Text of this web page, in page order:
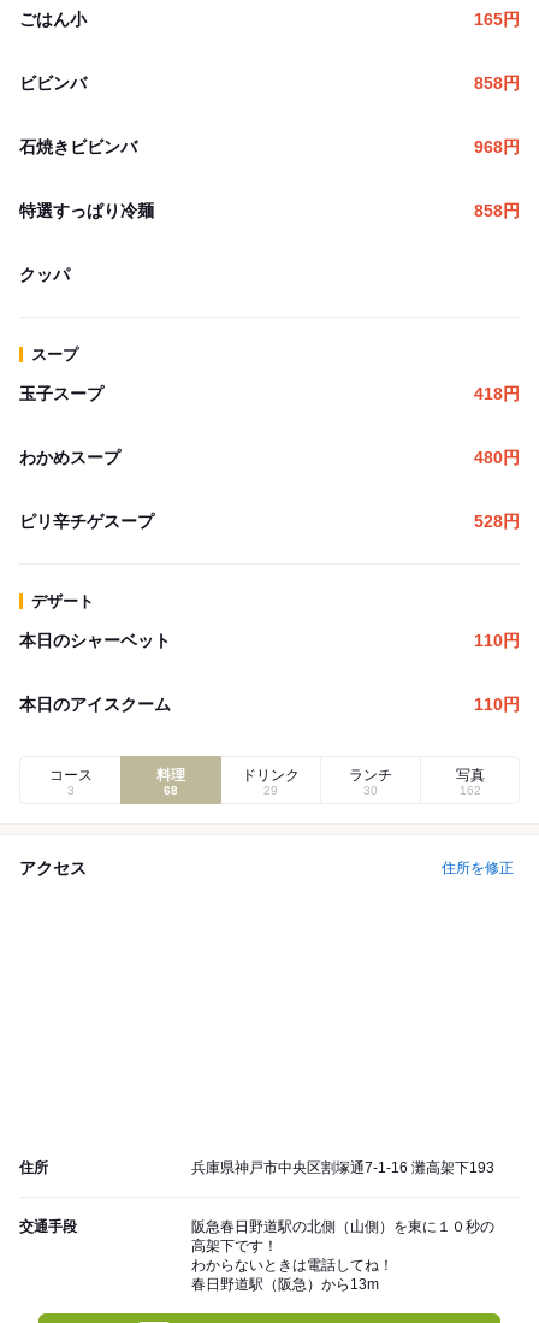
ごはん小 165円
ビビンバ 858円
石焼きビビンバ 968円
特選すっぱり冷麺 858円
クッパ
スープ
玉子スープ 418円
わかめスープ 480円
ピリ辛チゲスープ 528円
デザート
本日のシャーベット 110円
本日のアイスクーム 110円
コース
3
料理
68
ドリンク
29
ランチ
30
写真
162
アクセス 住所を修正
住所 兵庫県神戸市中央区割塚通7-1-16 灘高架下193
交通手段
阪急春日野道駅の北側（山側）を東に１０秒の
高架下です！
わからないときは電話してね！
春日野道駅（阪急）から13m